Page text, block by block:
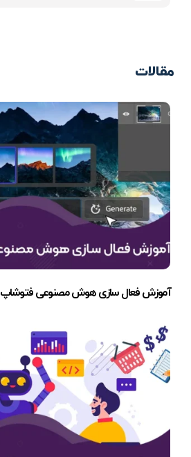
مقالات
آموزش فعال سازی هوش مصنوعی فتوشاپ